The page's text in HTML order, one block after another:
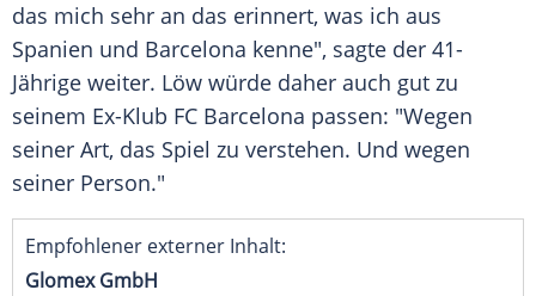
das mich sehr an das erinnert, was ich aus
Spanien und Barcelona kenne", sagte der 41-
Jährige weiter. Löw würde daher auch gut zu
seinem Ex-Klub FC Barcelona passen: "Wegen
seiner Art, das Spiel zu verstehen. Und wegen
seiner Person."
Empfohlener externer Inhalt:
Glomex GmbH